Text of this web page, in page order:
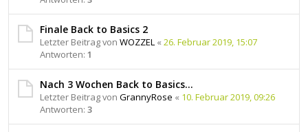
Finale Back to Basics 2
Letzter Beitrag von WOZZEL « 26. Februar 2019, 15:07
Antworten: 1
Nach 3 Wochen Back to Basics...
Letzter Beitrag von GrannyRose « 10. Februar 2019, 09:26
Antworten: 3